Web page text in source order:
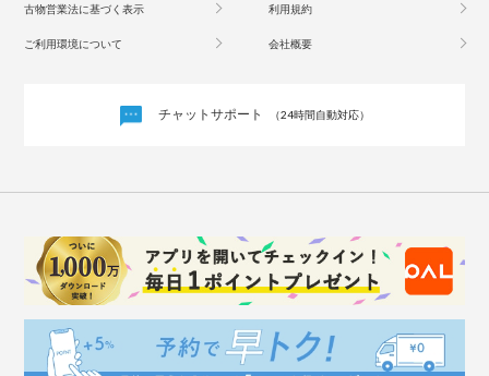
古物営業法に基づく表示 利用規約
ご利用環境について 会社概要
チャットサポート （24時間自動対応）